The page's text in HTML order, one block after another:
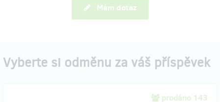
Mám dotaz
Vyberte si odměnu za váš příspěvek
prodáno 143